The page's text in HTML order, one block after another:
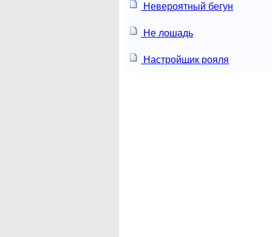
Невероятный бегун
Не лошадь
Настройщик рояля